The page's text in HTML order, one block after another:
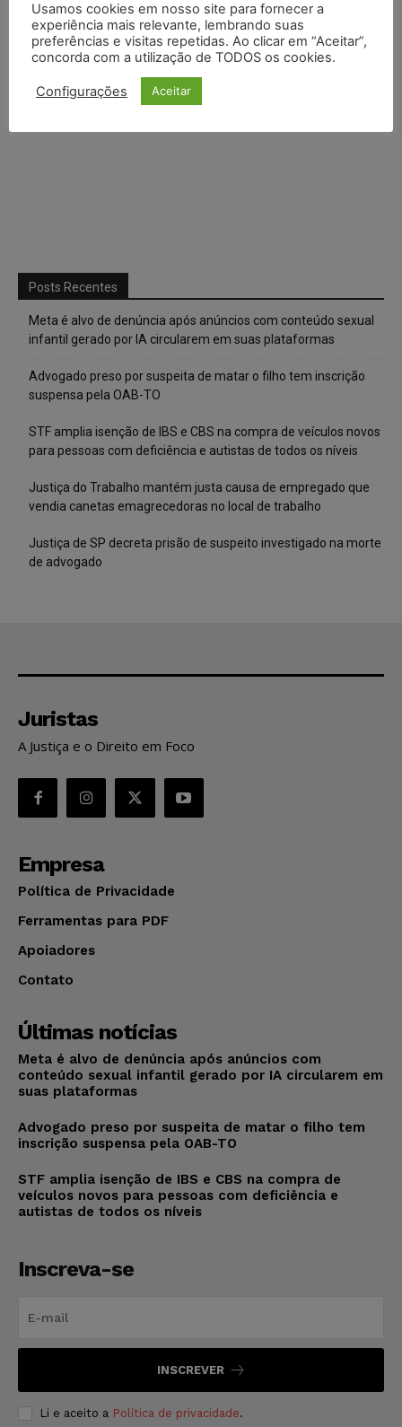
Posts Recentes
Meta é alvo de denúncia após anúncios com conteúdo sexual
infantil gerado por IA circularem em suas plataformas
Advogado preso por suspeita de matar o filho tem inscrição
suspensa pela OAB-TO
STF amplia isenção de IBS e CBS na compra de veículos novos
para pessoas com deficiência e autistas de todos os níveis
Justiça do Trabalho mantém justa causa de empregado que
vendia canetas emagrecedoras no local de trabalho
Justiça de SP decreta prisão de suspeito investigado na morte
de advogado
Juristas
A Justiça e o Direito em Foco
Empresa
Política de Privacidade
Ferramentas para PDF
Apoiadores
Contato
Últimas notícias
Meta é alvo de denúncia após anúncios com
conteúdo sexual infantil gerado por IA circularem em
suas plataformas
Advogado preso por suspeita de matar o filho tem
inscrição suspensa pela OAB-TO
STF amplia isenção de IBS e CBS na compra de
veículos novos para pessoas com deficiência e
autistas de todos os níveis
Inscreva-se
INSCREVER
Li e aceito a Política de privacidade.
Usamos cookies em nosso site para fornecer a
experiência mais relevante, lembrando suas
preferências e visitas repetidas. Ao clicar em “Aceitar”,
concorda com a utilização de TODOS os cookies.
Configurações Aceitar